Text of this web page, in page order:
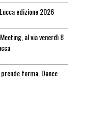
edizione 2026
al via venerdì 8
forma. Dance